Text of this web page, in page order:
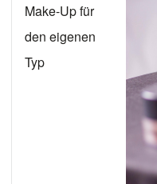
Make-Up für
den eigenen
Typ